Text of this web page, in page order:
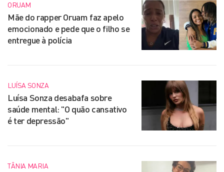
ORUAM
Mãe do rapper Oruam faz apelo
emocionado e pede que o filho se
entregue à polícia
LUÍSA SONZA
Luísa Sonza desabafa sobre
saúde mental: "O quão cansativo
é ter depressão"
TÂNIA MARIA